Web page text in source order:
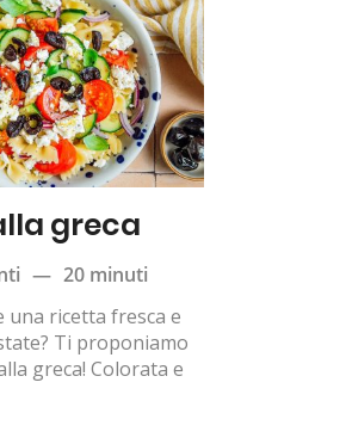
greca
— 20 minuti
una ricetta fresca e
Ti proponiamo
greca! Colorata e